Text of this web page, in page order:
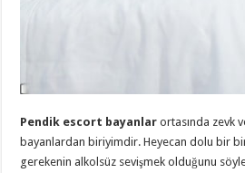
Pendik escort bayanlar ortasında zevk
bayanlardan biriyimdir. Heyecan dolu bir
gerekenin alkolsüz sevişmek olduğunu